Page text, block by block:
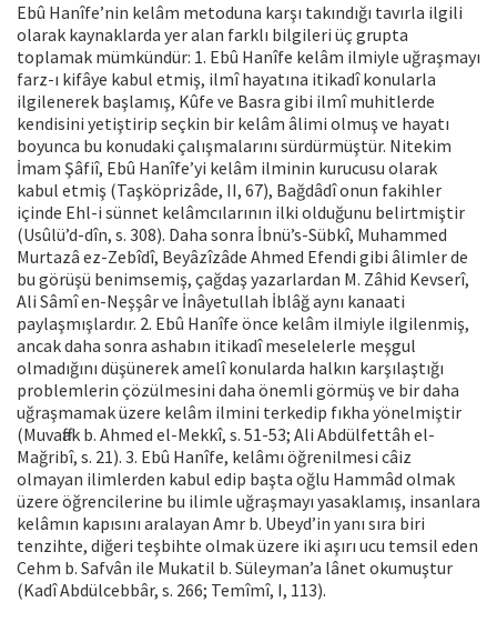
Ebû Hanîfe’nin kelâm metoduna karşı takındığı tavırla ilgili
olarak kaynaklarda yer alan farklı bilgileri üç grupta
toplamak mümkündür: 1. Ebû Hanîfe kelâm ilmiyle uğraşmayı
farz-ı kifâye kabul etmiş, ilmî hayatına itikadî konularla
ilgilenerek başlamış, Kûfe ve Basra gibi ilmî muhitlerde
kendisini yetiştirip seçkin bir kelâm âlimi olmuş ve hayatı
boyunca bu konudaki çalışmalarını sürdürmüştür. Nitekim
İmam Şâfiî, Ebû Hanîfe’yi kelâm ilminin kurucusu olarak
kabul etmiş (Taşköprizâde, II, 67), Bağdâdî onun fakihler
içinde Ehl-i sünnet kelâmcılarının ilki olduğunu belirtmiştir
(Usûlü’d-dîn, s. 308). Daha sonra İbnü’s-Sübkî, Muhammed
Murtazâ ez-Zebîdî, Beyâzîzâde Ahmed Efendi gibi âlimler de
bu görüşü benimsemiş, çağdaş yazarlardan M. Zâhid Kevserî,
Ali Sâmî en-Neşşâr ve İnâyetullah İblâğ aynı kanaati
paylaşmışlardır. 2. Ebû Hanîfe önce kelâm ilmiyle ilgilenmiş,
ancak daha sonra ashabın itikadî meselelerle meşgul
olmadığını düşünerek amelî konularda halkın karşılaştığı
problemlerin çözülmesini daha önemli görmüş ve bir daha
uğraşmamak üzere kelâm ilmini terkedip fıkha yönelmiştir
(Muvaffak b. Ahmed el-Mekkî, s. 51-53; Ali Abdülfettâh el-
Mağribî, s. 21). 3. Ebû Hanîfe, kelâmı öğrenilmesi câiz
olmayan ilimlerden kabul edip başta oğlu Hammâd olmak
üzere öğrencilerine bu ilimle uğraşmayı yasaklamış, insanlara
kelâmın kapısını aralayan Amr b. Ubeyd’in yanı sıra biri
tenzihte, diğeri teşbihte olmak üzere iki aşırı ucu temsil eden
Cehm b. Safvân ile Mukatil b. Süleyman’a lânet okumuştur
(Kadî Abdülcebbâr, s. 266; Temîmî, I, 113).